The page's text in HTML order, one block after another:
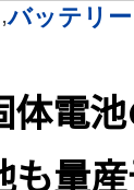
,バッテリー
電
も量